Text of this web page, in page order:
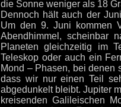
die Sonne weniger als 18
Dennoch hält auch der
Um den 9. Juni kommen
Abendhimmel, scheinbar
Planeten gleichzeitig im
Teleskop oder auch ein
Mond – Phasen, bei denen
dass wir nur einen Teil
abgedunkelt bleibt. Jupiter
kreisenden Galileischen